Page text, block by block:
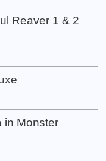
Reaver 1 & 2
in Monster